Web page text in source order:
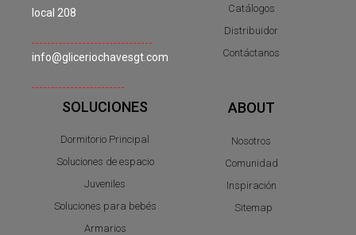
local 208
info@gliceriochavesgt.com
Catálogos
Distribuidor
Contáctanos
SOLUCIONES
Dormitorio Principal
Soluciones de espacio
Juveniles
Soluciones para bebés
Armarios
ABOUT
Nosotros
Comunidad
Inspiración
Sitemap